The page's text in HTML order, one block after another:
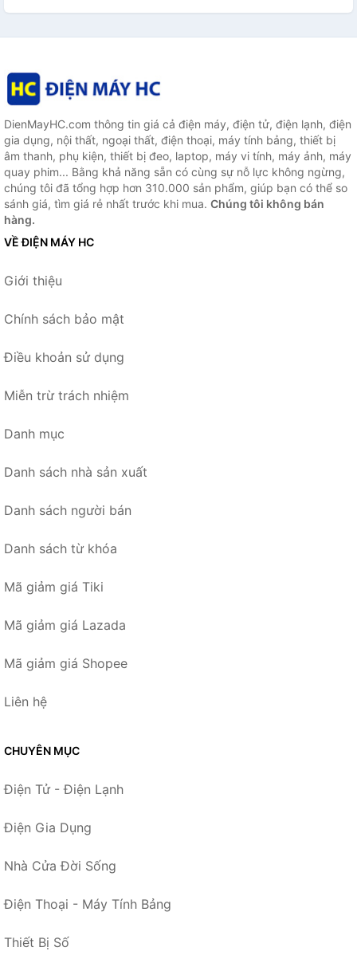
DienMayHC.com thông tin giá cả điện máy, điện tử, điện lạnh, điện
gia dụng, nội thất, ngoại thất, điện thoại, máy tính bảng, thiết bị
âm thanh, phụ kiện, thiết bị đeo, laptop, máy vi tính, máy ảnh, máy
quay phim... Bằng khả năng sẵn có cùng sự nỗ lực không ngừng,
chúng tôi đã tổng hợp hơn 310.000 sản phẩm, giúp bạn có thể so
sánh giá, tìm giá rẻ nhất trước khi mua. Chúng tôi không bán
hàng.
VỀ ĐIỆN MÁY HC
Giới thiệu
Chính sách bảo mật
Điều khoản sử dụng
Miễn trừ trách nhiệm
Danh mục
Danh sách nhà sản xuất
Danh sách người bán
Danh sách từ khóa
Mã giảm giá Tiki
Mã giảm giá Lazada
Mã giảm giá Shopee
Liên hệ
CHUYÊN MỤC
Điện Tử - Điện Lạnh
Điện Gia Dụng
Nhà Cửa Đời Sống
Điện Thoại - Máy Tính Bảng
Thiết Bị Số